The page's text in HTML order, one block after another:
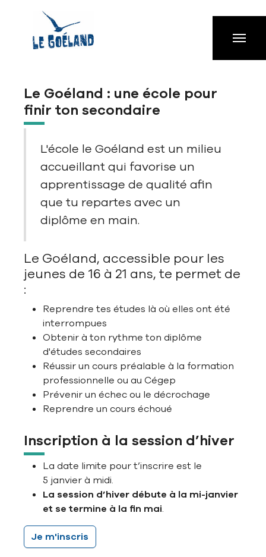
Le Goéland : une école pour
finir ton secondaire
L'école le Goéland est un milieu
accueillant qui favorise un
apprentissage de qualité afin
que tu repartes avec un
diplôme en main.
Le Goéland, accessible pour les
jeunes de 16 à 21 ans, te permet de
:
Reprendre tes études là où elles ont été
interrompues
Obtenir à ton rythme ton diplôme
d'études secondaires
Réussir un cours préalable à la formation
professionnelle ou au Cégep
Prévenir un échec ou le décrochage
Reprendre un cours échoué
Inscription à la session d’hiver
La date limite pour t’inscrire est le
5 janvier à midi.
La session d’hiver débute à la mi-janvier
et se termine à la fin mai.
Je m'inscris